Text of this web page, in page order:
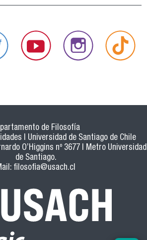
de Filosofía
| Universidad de Santiago de Chile
O’Higgins nº 3677 | Metro Universidad
de Santiago.
filosofia@usach.cl